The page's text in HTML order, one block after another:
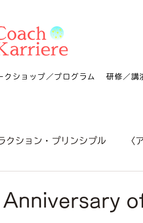
クショップ／プログラム 研修／講
クション・プリンシプル 〈
Anniversary